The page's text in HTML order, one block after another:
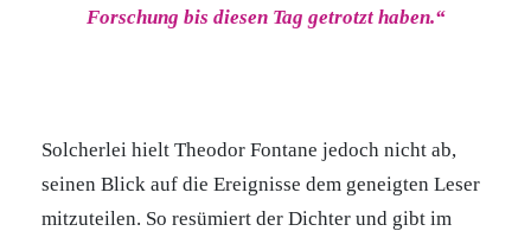
Forschung bis diesen Tag getrotzt haben.“
Solcherlei hielt Theodor Fontane jedoch nicht ab,
seinen Blick auf die Ereignisse dem geneigten Leser
mitzuteilen. So resümiert der Dichter und gibt im